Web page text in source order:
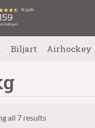
Biljart Airhockey
all 7 results